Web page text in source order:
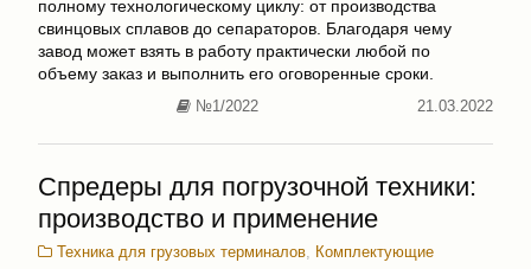
полному технологическому циклу: от производства
свинцовых сплавов до сепараторов. Благодаря чему
завод может взять в работу практически любой по
объему заказ и выполнить его оговоренные сроки.
№1/2022 21.03.2022
Спредеры для погрузочной техники:
производство и применение
Техника для грузовых терминалов, Комплектующие